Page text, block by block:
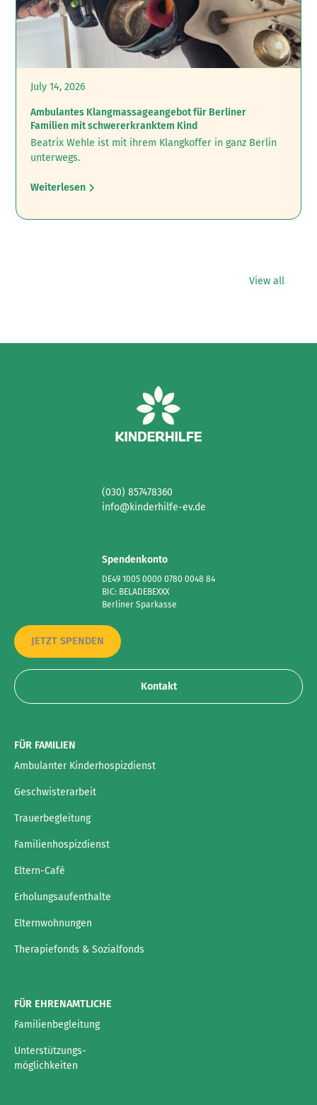
July 14, 2026
Ambulantes Klangmassageangebot für Berliner
Familien mit schwererkranktem Kind
Beatrix Wehle ist mit ihrem Klangkoffer in ganz Berlin
unterwegs.
Weiterlesen
View all
(030) 857478360
info@kinderhilfe-ev.de
Spendenkonto
DE49 1005 0000 0780 0048 84
BIC: BELADEBEXXX
Berliner Sparkasse
JETZT SPENDEN
Kontakt
FÜR FAMILIEN
Ambulanter Kinderhospizdienst
Geschwisterarbeit
Trauerbegleitung
Familienhospizdienst
Eltern-Café
Erholungsaufenthalte
Elternwohnungen
Therapiefonds & Sozialfonds
FÜR EHRENAMTLICHE
Familienbegleitung
Unterstützungs-
möglichkeiten